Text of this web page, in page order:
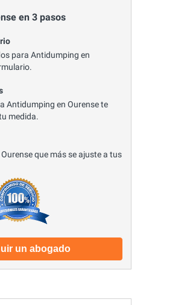
en 3 pasos
para Antidumping en
Antidumping en Ourense te
medida.
que más se ajuste a tus
un abogado